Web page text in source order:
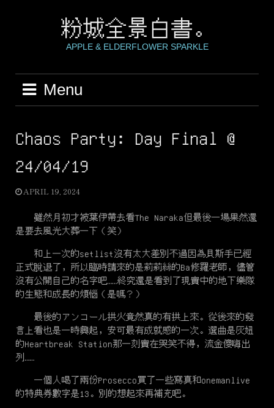
粉城全景白書。
APPLE & ELDERFLOWER SPARKLE
Menu
Chaos Party: Day Final @
24/04/19
APRIL 19, 2024
雖然月初才被葉伊帶去看The Naraka但最後一場果然還
是要去風光大葬一下（笑）
和上一次的setlist沒有太大差別不過因為貝斯手已經
正式脫退了，所以臨時請來的是莉莉絲的Ba修羅老師，儘管
沒有公開自己的名字吧……終究還是看到了現實中的地下樂隊
的生態和成長的煩惱（是嗎？）
最後的アンコール拱火竟然真的有拱上來。從後來的發
言上看也是一時興起，安可最有成就感的一次。選曲是灰妞
的Heartbreak Station那一刻實在哭笑不得，流金傻嗨出
列……
一個人喝了兩份Prosecco買了一些寫真和onemanlive
的特典券數字是13。別的想起來再補充吧。